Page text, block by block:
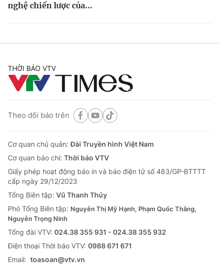
nghệ chiến lược của...
THỜI BÁO VTV
Theo dõi báo trên
Cơ quan chủ quản:Đài Truyền hình Việt Nam
Cơ quan báo chí: Thời báo VTV
Giấy phép hoạt động báo in và báo điện tử số 483/GP-BTTTT
cấp ngày 29/12/2023
Tổng Biên tập: Vũ Thanh Thủy
Phó Tổng Biên tập: Nguyễn Thị Mỹ Hạnh, Phạm Quốc Thắng,
Nguyễn Trọng Ninh
Tổng đài VTV: 024.38 355 931 - 024.38 355 932
Ðiện thoại Thời báo VTV: 0988 671 671
Email: toasoan@vtv.vn